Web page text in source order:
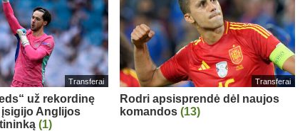
Transferai
už rekordinę
Anglijos
(1)
Transferai
Rodri apsisprendė dėl naujos
komandos (13)